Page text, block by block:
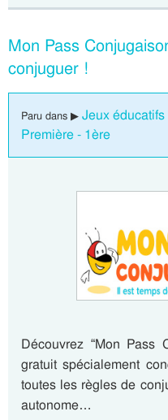
Mon Pass
conjuguer !
Paru dans ▶ Jeux
Première - 1ère
Découvrez “Mon Pass
gratuit spécialement
toutes les règles de
autonome…